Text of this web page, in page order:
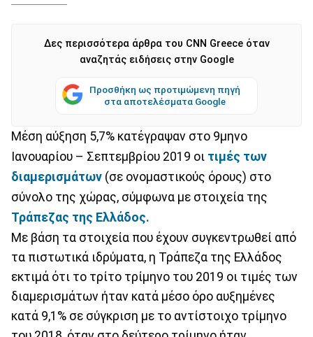
Δες περισσότερα άρθρα του CNN Greece όταν
αναζητάς ειδήσεις στην Google
Προσθήκη ως προτιμώμενη πηγή
στα αποτελέσματα Google
Μέση αύξηση 5,7% κατέγραψαν στο 9μηνο
Ιανουαρίου – Σεπτεμβρίου 2019 οι τιμές των
διαμερισμάτων (σε ονομαστικούς όρους) στο
σύνολο της χώρας, σύμφωνα με στοιχεία της
Τράπεζας της Ελλάδος.
Με βάση τα στοιχεία που έχουν συγκεντρωθεί από
τα πιστωτικά ιδρύματα, η Τράπεζα της Ελλάδος
εκτιμά ότι το τρίτο τρίμηνο του 2019 οι τιμές των
διαμερισμάτων ήταν κατά μέσο όρο αυξημένες
κατά 9,1% σε σύγκριση με το αντίστοιχο τρίμηνο